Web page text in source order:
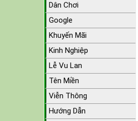
Dân Chơi
Google
Khuyến Mãi
Kinh Nghiệp
Lễ Vu Lan
Tên Miền
Viễn Thông
Hướng Dẫn